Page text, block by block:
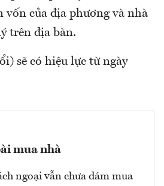
vốn của địa phương và nhà
trên địa bàn.
sẽ có hiệu lực từ ngày
mua nhà
ngoại vẫn chưa dám mua